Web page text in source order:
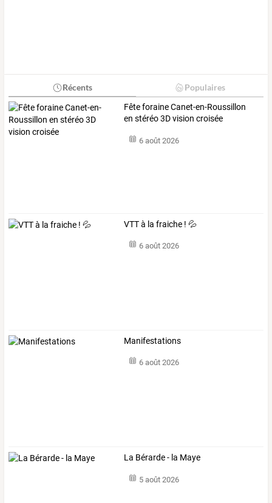
Récents Populaires
Fête foraine Canet-en-Roussillon
en stéréo 3D vision croisée
6 août 2026
VTT à la fraiche ! 💦
6 août 2026
Manifestations
6 août 2026
La Bérarde - la Maye
5 août 2026